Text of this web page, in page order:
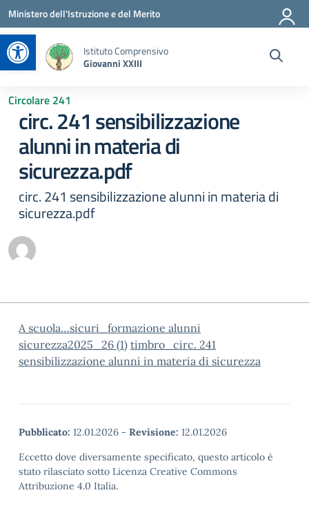
Apri la barra degli strumenti
Vai ai contenuti
Vai al menu di navigazione
Vai al footer
Ministero dell'Istruzione e del Merito
Istituto Comprensivo
Giovanni XXIII
Circolare 241
circ. 241 sensibilizzazione
alunni in materia di
sicurezza.pdf
circ. 241 sensibilizzazione alunni in materia di
sicurezza.pdf
A scuola…sicuri_formazione alunni
sicurezza2025_26 (1) timbro_circ. 241
sensibilizzazione alunni in materia di sicurezza
Pubblicato: 12.01.2026 - Revisione: 12.01.2026
Eccetto dove diversamente specificato, questo articolo è
stato rilasciato sotto Licenza Creative Commons
Attribuzione 4.0 Italia.